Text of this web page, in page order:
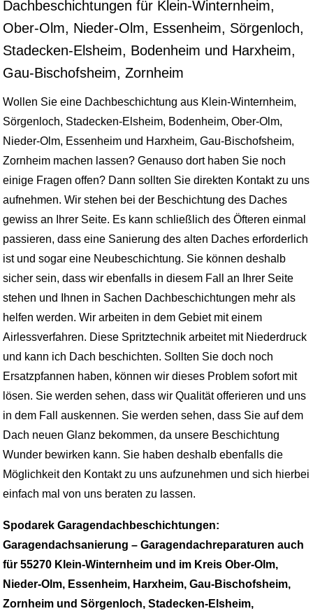
Dachbeschichtungen für Klein-Winternheim,
Ober-Olm, Nieder-Olm, Essenheim, Sörgenloch,
Stadecken-Elsheim, Bodenheim und Harxheim,
Gau-Bischofsheim, Zornheim
Wollen Sie eine Dachbeschichtung aus Klein-Winternheim,
Sörgenloch, Stadecken-Elsheim, Bodenheim, Ober-Olm,
Nieder-Olm, Essenheim und Harxheim, Gau-Bischofsheim,
Zornheim machen lassen? Genauso dort haben Sie noch
einige Fragen offen? Dann sollten Sie direkten Kontakt zu uns
aufnehmen. Wir stehen bei der Beschichtung des Daches
gewiss an Ihrer Seite. Es kann schließlich des Öfteren einmal
passieren, dass eine Sanierung des alten Daches erforderlich
ist und sogar eine Neubeschichtung. Sie können deshalb
sicher sein, dass wir ebenfalls in diesem Fall an Ihrer Seite
stehen und Ihnen in Sachen Dachbeschichtungen mehr als
helfen werden. Wir arbeiten in dem Gebiet mit einem
Airlessverfahren. Diese Spritztechnik arbeitet mit Niederdruck
und kann ich Dach beschichten. Sollten Sie doch noch
Ersatzpfannen haben, können wir dieses Problem sofort mit
lösen. Sie werden sehen, dass wir Qualität offerieren und uns
in dem Fall auskennen. Sie werden sehen, dass Sie auf dem
Dach neuen Glanz bekommen, da unsere Beschichtung
Wunder bewirken kann. Sie haben deshalb ebenfalls die
Möglichkeit den Kontakt zu uns aufzunehmen und sich hierbei
einfach mal von uns beraten zu lassen.
Spodarek Garagendachbeschichtungen:
Garagendachsanierung – Garagendachreparaturen auch
für 55270 Klein-Winternheim und im Kreis Ober-Olm,
Nieder-Olm, Essenheim, Harxheim, Gau-Bischofsheim,
Zornheim und Sörgenloch, Stadecken-Elsheim,